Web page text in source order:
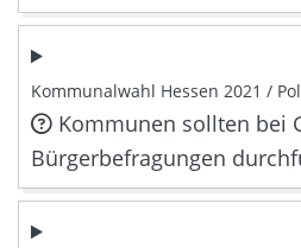
Kommunalwahl Hessen 2021 /
Kommunen sollten bei
Bürgerbefragungen